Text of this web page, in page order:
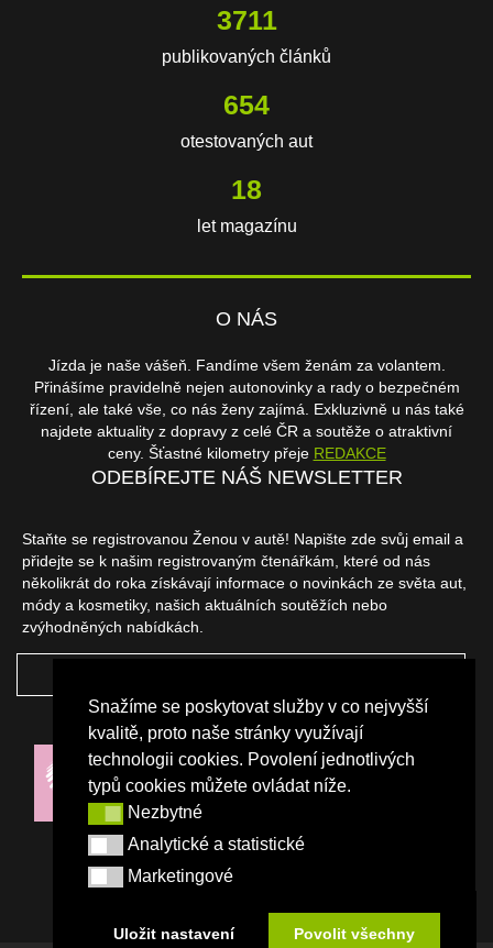
Snažíme se poskytovat služby v co nejvyšší
kvalitě, proto naše stránky využívají
technologii cookies. Povolení jednotlivých
typů cookies můžete ovládat níže.
NezbytnéNezbytné
Analytické a statistické
Analytické a statistické
Marketingové
Marketingové
Uložit nastavení Povolit všechny
3711
publikovaných článků
654
otestovaných aut
18
let magazínu
O NÁS
Jízda je naše vášeň. Fandíme všem ženám za volantem.
Přinášíme pravidelně nejen autonovinky a rady o bezpečném
řízení, ale také vše, co nás ženy zajímá. Exkluzivně u nás také
najdete aktuality z dopravy z celé ČR a soutěže o atraktivní
ceny. Šťastné kilometry přeje REDAKCE
ODEBÍREJTE NÁŠ NEWSLETTER
Staňte se registrovanou Ženou v autě! Napište zde svůj email a
přidejte se k našim registrovaným čtenářkám, které od nás
několikrát do roka získávají informace o novinkách ze světa aut,
módy a kosmetiky, našich aktuálních soutěžích nebo
zvýhodněných nabídkách.
NAŠI PARTNEŘI